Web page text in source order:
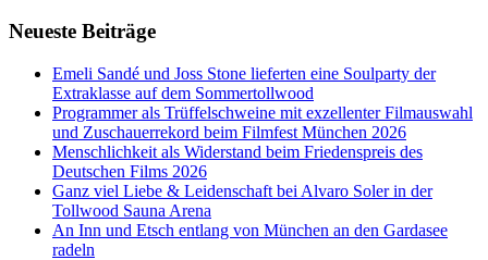
Neueste Beiträge
Emeli Sandé und Joss Stone lieferten eine Soulparty der
Extraklasse auf dem Sommertollwood
Programmer als Trüffelschweine mit exzellenter Filmauswahl
und Zuschauerrekord beim Filmfest München 2026
Menschlichkeit als Widerstand beim Friedenspreis des
Deutschen Films 2026
Ganz viel Liebe & Leidenschaft bei Alvaro Soler in der
Tollwood Sauna Arena
An Inn und Etsch entlang von München an den Gardasee
radeln